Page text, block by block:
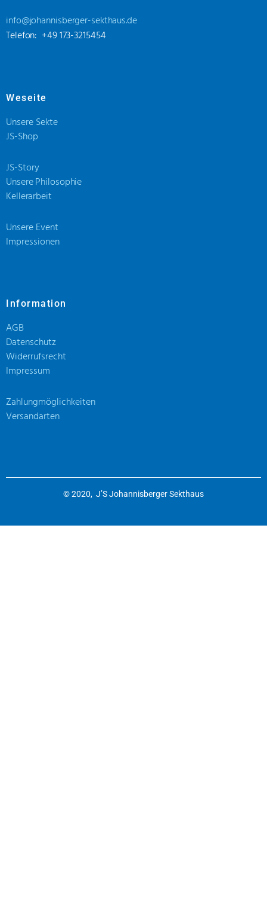
info@johannisberger-sekthaus.de
Telefon: +49 173-3215454
Weseite
Unsere Sekte
JS-Shop
JS-Story
Unsere Philosophie
Kellerarbeit
Unsere Event
Impressionen
Information
AGB
Datenschutz
Widerrufsrecht
Impressum
Zahlungmöglichkeiten
Versandarten
© 2020, J’S Johannisberger Sekthaus